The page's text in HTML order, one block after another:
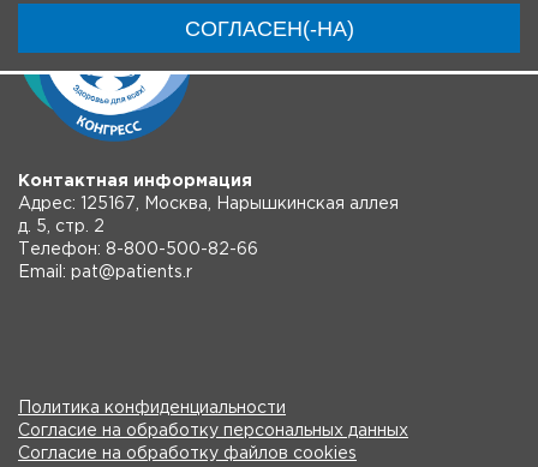
СОГЛАСЕН(-НА)
Контактная информация
Адрес: 125167, Москва, Нарышкинская аллея
д. 5, стр. 2
Телефон: 8-800-500-82-66
Email: pat@patients.r
Политика конфиденциальности
Согласие на обработку персональных данных
Согласие на обработку файлов cookies